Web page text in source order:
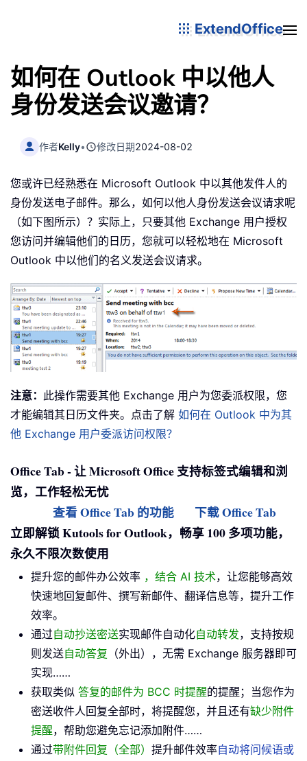
ExtendOffice
如何在 Outlook 中以他人
身份发送会议邀请？
作者Kelly• 修改日期2024-08-02
您或许已经熟悉在 Microsoft Outlook 中以其他发件人的
身份发送电子邮件。那么，如何以他人身份发送会议请求呢
（如下图所示）？实际上，只要其他 Exchange 用户授权
您访问并编辑他们的日历，您就可以轻松地在 Microsoft
Outlook 中以他们的名义发送会议请求。
注意： 此操作需要其他 Exchange 用户为您委派权限，您
才能编辑其日历文件夹。点击了解 如何在 Outlook 中为其
他 Exchange 用户委派访问权限？
Office Tab - 让 Microsoft Office 支持标签式编辑和浏
览，工作轻松无忧
查看 Office Tab 的功能
下载 Office Tab
立即解锁 Kutools for Outlook，畅享 100 多项功能，
永久不限次数使用
提升您的邮件办公效率 ，结合 AI 技术，让您能够高效
快速地回复邮件、撰写新邮件、翻译信息等，提升工作
效率。
通过自动抄送密送实现邮件自动化自动转发，支持按规
则发送自动答复 （外出），无需 Exchange 服务器即可
实现……
获取类似 答复的邮件为 BCC 时提醒的提醒；当您作为
密送收件人回复全部时，将提醒您，并且还有缺少附件
提醒，帮助您避免忘记添加附件……
通过带附件回复（全部） 提升邮件效率自动将问候语或